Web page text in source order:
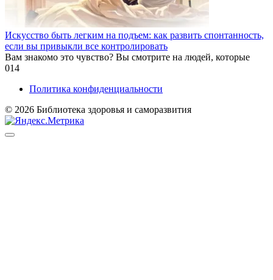
Искусство быть легким на подъем: как развить спонтанность,
если вы привыкли все контролировать
Вам знакомо это чувство? Вы смотрите на людей, которые
014
Политика конфиденциальности
© 2026 Библиотека здоровья и саморазвития